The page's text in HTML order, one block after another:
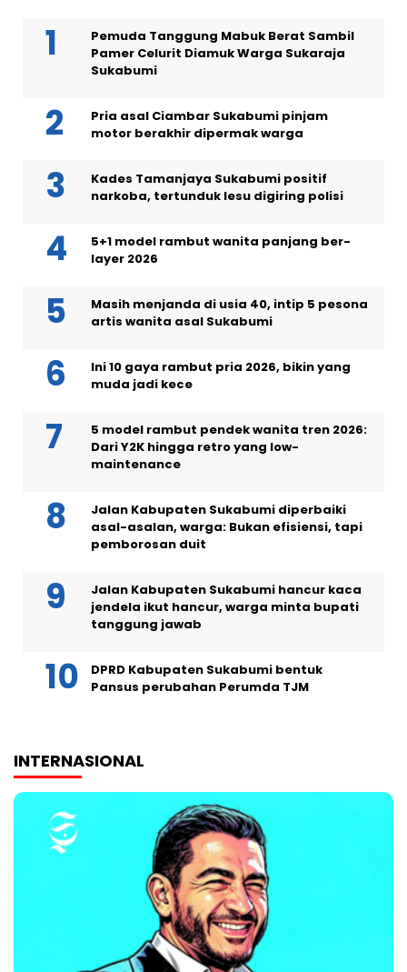
Pemuda Tanggung Mabuk Berat Sambil
Pamer Celurit Diamuk Warga Sukaraja
Sukabumi
Pria asal Ciambar Sukabumi pinjam
motor berakhir dipermak warga
Kades Tamanjaya Sukabumi positif
narkoba, tertunduk lesu digiring polisi
5+1 model rambut wanita panjang ber-
layer 2026
Masih menjanda di usia 40, intip 5 pesona
artis wanita asal Sukabumi
Ini 10 gaya rambut pria 2026, bikin yang
muda jadi kece
5 model rambut pendek wanita tren 2026:
Dari Y2K hingga retro yang low-
maintenance
Jalan Kabupaten Sukabumi diperbaiki
asal-asalan, warga: Bukan efisiensi, tapi
pemborosan duit
Jalan Kabupaten Sukabumi hancur kaca
jendela ikut hancur, warga minta bupati
tanggung jawab
DPRD Kabupaten Sukabumi bentuk
Pansus perubahan Perumda TJM
INTERNASIONAL